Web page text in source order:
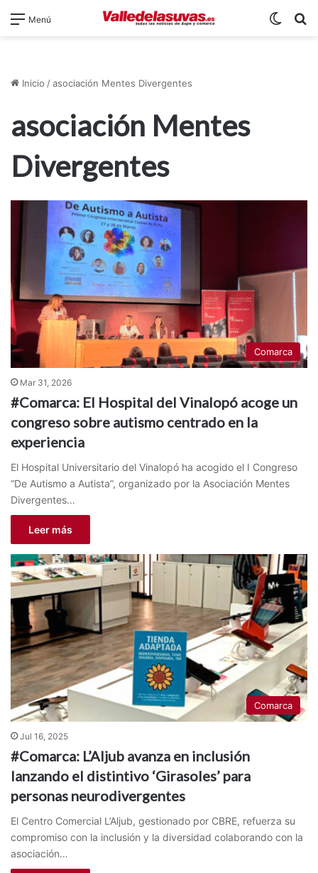
Menú
Inicio /asociación Mentes Divergentes
asociación Mentes
Divergentes
Comarca
Mar 31, 2026
#Comarca: El Hospital del Vinalopó acoge un
congreso sobre autismo centrado en la
experiencia
El Hospital Universitario del Vinalopó ha acogido el I Congreso
“De Autismo a Autista”, organizado por la Asociación Mentes
Divergentes…
Leer más
Comarca
Jul 16, 2025
#Comarca: L’Aljub avanza en inclusión
lanzando el distintivo ‘Girasoles’ para
personas neurodivergentes
El Centro Comercial L’Aljub, gestionado por CBRE, refuerza su
compromiso con la inclusión y la diversidad colaborando con la
asociación…